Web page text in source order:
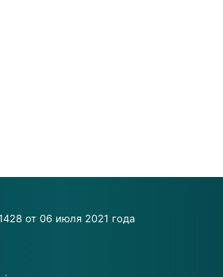
от 06 июля 2021 года